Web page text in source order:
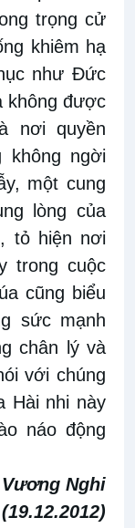
trọng cử
khiêm hạ
như Đức
không được
nơi quyền
không ngời
một cung
lòng của
tỏ hiện nơi
trong cuộc
cũng biểu
sức mạnh
chân lý và
với chúng
Hài nhi này
náo động
Nghi
2)